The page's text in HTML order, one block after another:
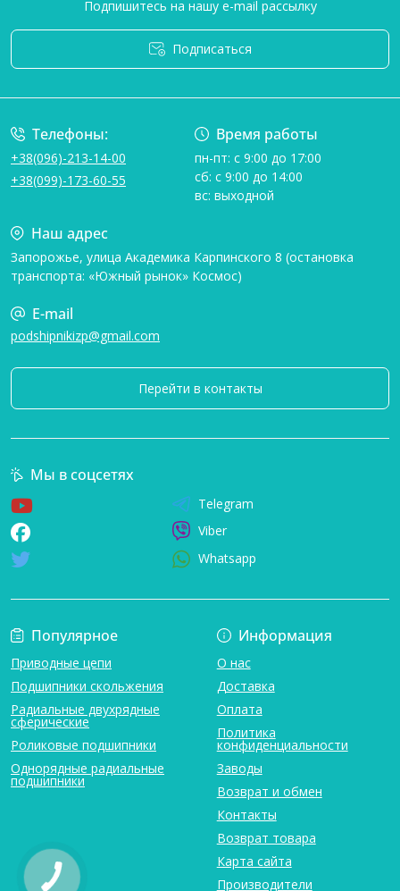
Подпишитесь на нашу e-mail рассылку
Подписаться
Телефоны:
+38(096)-213-14-00
+38(099)-173-60-55
Время работы
пн-пт: с 9:00 до 17:00
сб: с 9:00 до 14:00
вс: выходной
Наш адрес
Запорожье, улица Академика Карпинского 8 (остановка
транспорта: «Южный рынок» Космос)
E-mail
podshipnikizp@gmail.com
Перейти в контакты
Популярное
Приводные цепи
Подшипники скольжения
Радиальные двухрядные
сферические
Роликовые подшипники
Однорядные радиальные
подшипники
Информация
О нас
Доставка
Оплата
Политика
конфиденциальности
Заводы
Возврат и обмен
Контакты
Возврат товара
Карта сайта
Производители
Мы в соцсетях
Telegram
Viber
Whatsapp